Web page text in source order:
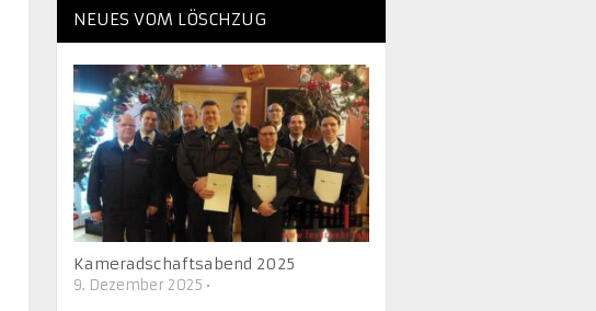
NEUES VOM LÖSCHZUG
Kameradschaftsabend 2025
9. Dezember 2025 •